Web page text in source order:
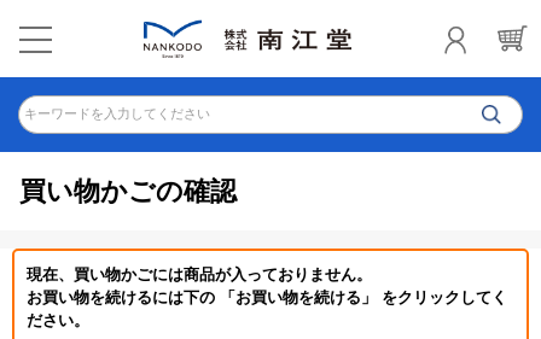
キーワードを入力してください
買い物かごの確認
現在、買い物かごには商品が入っておりません。
お買い物を続けるには下の 「お買い物を続ける」 をクリックしてく
ださい。